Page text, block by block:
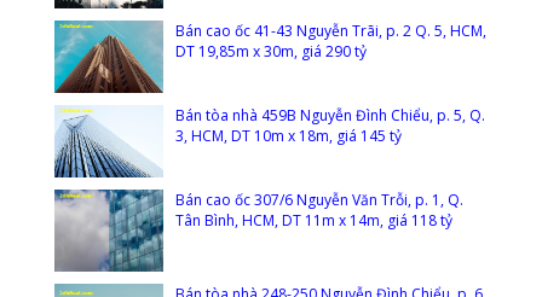
Bán cao ốc 41-43 Nguyễn Trãi, p. 2 Q. 5, HCM,
DT 19,85m x 30m, giá 290 tỷ
Bán tòa nhà 459B Nguyễn Đình Chiểu, p. 5, Q.
3, HCM, DT 10m x 18m, giá 145 tỷ
Bán cao ốc 307/6 Nguyễn Văn Trỗi, p. 1, Q.
Tân Bình, HCM, DT 11m x 14m, giá 118 tỷ